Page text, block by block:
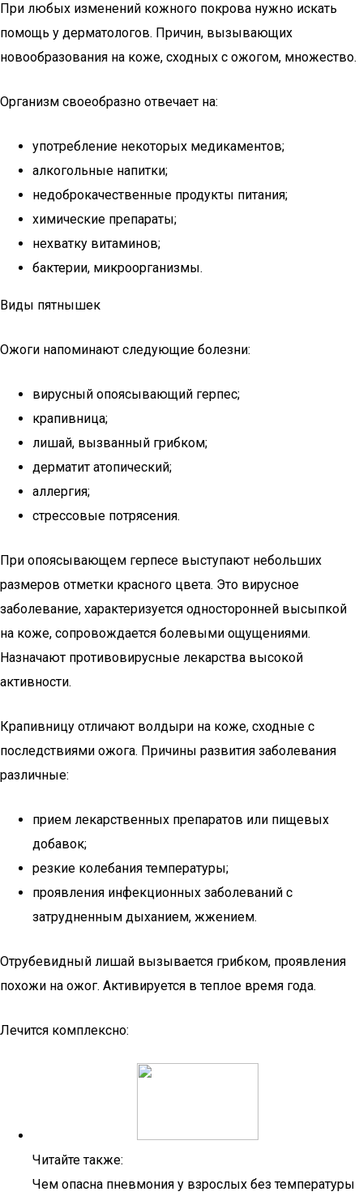
При любых изменений кожного покрова нужно искать
помощь у дерматологов. Причин, вызывающих
новообразования на коже, сходных с ожогом, множество.
Организм своеобразно отвечает на:
употребление некоторых медикаментов;
алкогольные напитки;
недоброкачественные продукты питания;
химические препараты;
нехватку витаминов;
бактерии, микроорганизмы.
Виды пятнышек
Ожоги напоминают следующие болезни:
вирусный опоясывающий герпес;
крапивница;
лишай, вызванный грибком;
дерматит атопический;
аллергия;
стрессовые потрясения.
При опоясывающем герпесе выступают небольших
размеров отметки красного цвета. Это вирусное
заболевание, характеризуется односторонней высыпкой
на коже, сопровождается болевыми ощущениями.
Назначают противовирусные лекарства высокой
активности.
Крапивницу отличают волдыри на коже, сходные с
последствиями ожога. Причины развития заболевания
различные:
прием лекарственных препаратов или пищевых
добавок;
резкие колебания температуры;
проявления инфекционных заболеваний с
затрудненным дыханием, жжением.
Отрубевидный лишай вызывается грибком, проявления
похожи на ожог. Активируется в теплое время года.
Лечится комплексно:
Читайте также:
Чем опасна пневмония у взрослых без температуры